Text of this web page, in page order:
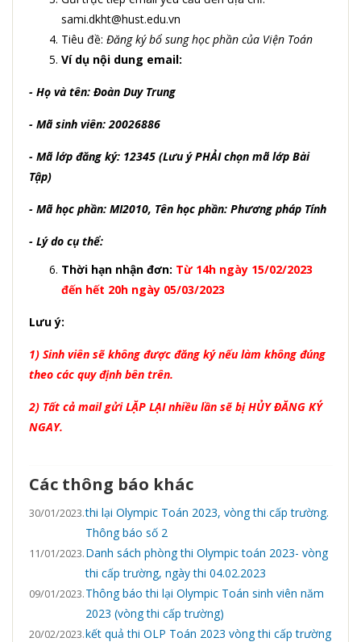
sami.dkht@hust.edu.vn
Tiêu đề: Đăng ký bổ sung học phần của Viện Toán
Ví dụ nội dung email:
- Họ và tên: Đoàn Duy Trung
- Mã sinh viên: 20026886
- Mã lớp đăng ký: 12345 (Lưu ý PHẢI chọn mã lớp Bài
Tập)
- Mã học phần: MI2010, Tên học phần: Phương pháp Tính
- Lý do cụ thể:
Thời hạn nhận đơn: Từ 14h ngày 15/02/2023
đến hết 20h ngày 05/03/2023
Lưu ý:
1) Sinh viên sẽ không được đăng ký nếu làm không đúng
theo các quy định bên trên.
2) Tất cả mail gửi LẶP LẠI nhiều lần sẽ bị HỦY ĐĂNG KÝ
NGAY.
Các thông báo khác
30/01/2023.thi lại Olympic Toán 2023, vòng thi cấp trường.
Thông báo số 2
11/01/2023.Danh sách phòng thi Olympic toán 2023- vòng
thi cấp trường, ngày thi 04.02.2023
09/01/2023.Thông báo thi lại Olympic Toán sinh viên năm
2023 (vòng thi cấp trường)
20/02/2023.kết quả thi OLP Toán 2023 vòng thi cấp trường